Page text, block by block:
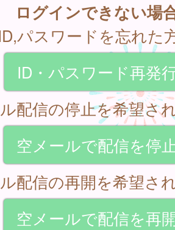
ログインできない場
パスワードを忘れた
ID・パスワード再発
配信の停止を希望さ
空メールで配信を停
配信の再開を希望さ
空メールで配信を再